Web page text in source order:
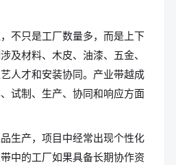
不只是工厂数量多，而是上下
及材料、木皮、油漆、五金、
人才和安装协同。产业带越成
试制、生产、协同和响应方面
生产，项目中经常出现个性化
中的工厂如果具备长期协作资